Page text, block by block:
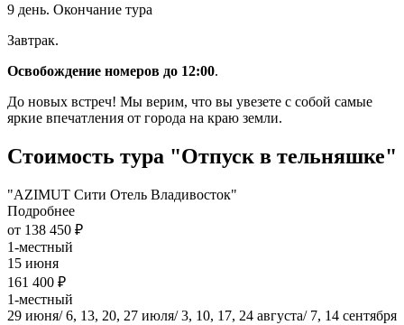
9 день. Окончание тура
Завтрак.
Освобождение номеров до 12:00.
До новых встреч! Мы верим, что вы увезете с собой самые
яркие впечатления от города на краю земли.
Стоимость тура "Отпуск в тельняшке"
"AZIMUT Сити Отель Владивосток"
Подробнее
от 138 450 ₽
1-местный
15 июня
161 400 ₽
1-местный
29 июня/ 6, 13, 20, 27 июля/ 3, 10, 17, 24 августа/ 7, 14 сентября